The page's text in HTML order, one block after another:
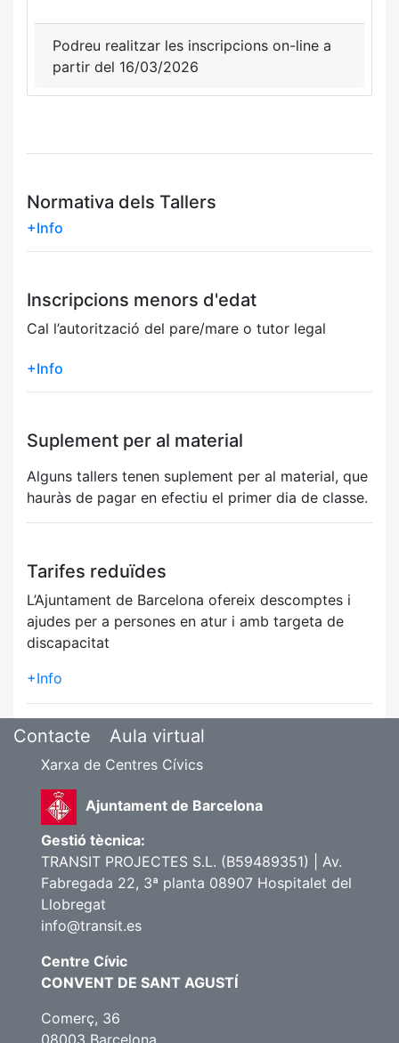
Podreu realitzar les inscripcions on-line a
partir del 16/03/2026
Normativa dels Tallers
+Info
Inscripcions menors d'edat
Cal l’autorització del pare/mare o tutor legal
+Info
Suplement per al material
Alguns tallers tenen suplement per al material, que
hauràs de pagar en efectiu el primer dia de classe.
Tarifes reduïdes
L’Ajuntament de Barcelona ofereix descomptes i
ajudes per a persones en atur i amb targeta de
discapacitat
+Info
Contacte Aula virtual
Xarxa de Centres Cívics
Ajuntament de Barcelona
Gestió tècnica:
TRANSIT PROJECTES S.L. (B59489351) | Av.
Fabregada 22, 3ª planta 08907 Hospitalet del
Llobregat
info@transit.es
Centre Cívic
CONVENT DE SANT AGUSTÍ
Comerç, 36
08003 Barcelona